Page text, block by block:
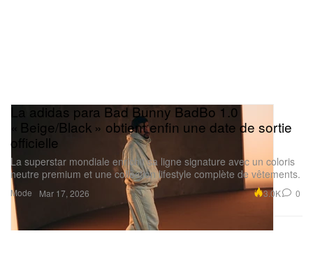
Mode
La adidas para Bad Bunny BadBo 1.0
« Beige/Black » obtient enfin une date de sortie
officielle
La superstar mondiale enrichit sa ligne signature avec un coloris
neutre premium et une collection lifestyle complète de vêtements.
Mar 17, 2026 3.0K 0